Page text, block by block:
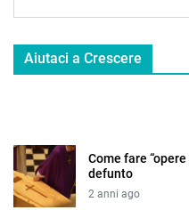
Aiutaci a Crescere
Come fare
defunto
2 anni ago